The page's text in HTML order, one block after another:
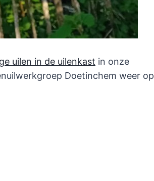
uilen in de uilenkast in onze
Doetinchem weer op